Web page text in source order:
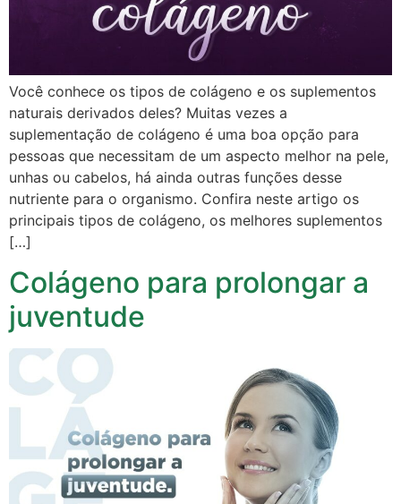
Você conhece os tipos de colágeno e os suplementos
naturais derivados deles? Muitas vezes a
suplementação de colágeno é uma boa opção para
pessoas que necessitam de um aspecto melhor na pele,
unhas ou cabelos, há ainda outras funções desse
nutriente para o organismo. Confira neste artigo os
principais tipos de colágeno, os melhores suplementos
[…]
Colágeno para prolongar a
juventude